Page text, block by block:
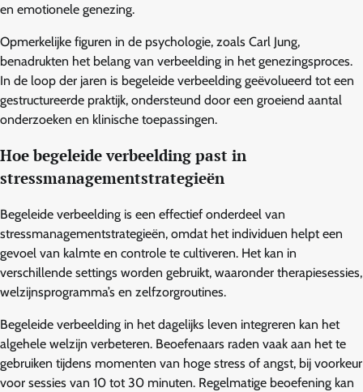
en emotionele genezing.
Opmerkelijke figuren in de psychologie, zoals Carl Jung,
benadrukten het belang van verbeelding in het genezingsproces.
In de loop der jaren is begeleide verbeelding geëvolueerd tot een
gestructureerde praktijk, ondersteund door een groeiend aantal
onderzoeken en klinische toepassingen.
Hoe begeleide verbeelding past in
stressmanagementstrategieën
Begeleide verbeelding is een effectief onderdeel van
stressmanagementstrategieën, omdat het individuen helpt een
gevoel van kalmte en controle te cultiveren. Het kan in
verschillende settings worden gebruikt, waaronder therapiesessies,
welzijnsprogramma’s en zelfzorgroutines.
Begeleide verbeelding in het dagelijks leven integreren kan het
algehele welzijn verbeteren. Beoefenaars raden vaak aan het te
gebruiken tijdens momenten van hoge stress of angst, bij voorkeur
voor sessies van 10 tot 30 minuten. Regelmatige beoefening kan